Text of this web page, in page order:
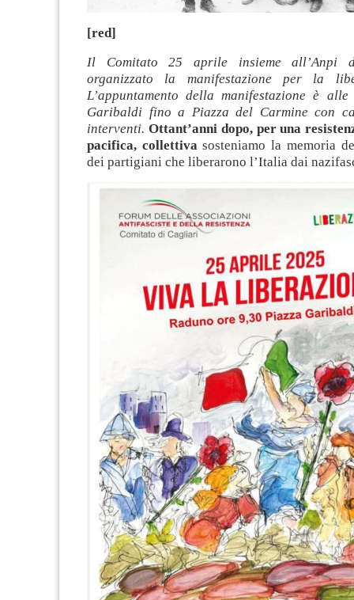
[red]
Il Comitato 25 aprile insieme all’Anpi
organizzato la manifestazione per la
L’appuntamento della manifestazione è
Garibaldi fino a Piazza del Carmine con
interventi. Ottant’anni dopo, per una
pacifica, collettivasosteniamo la memoria
dei partigiani che liberarono l’Italia dai